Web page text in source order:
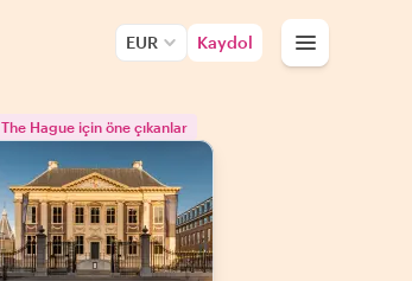
EUR Kaydol
The Hague için öne çıkanlar